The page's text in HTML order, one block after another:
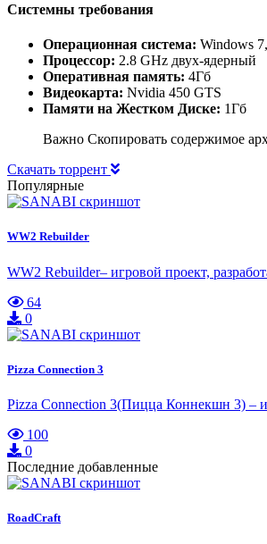
Системны требования
Операционная система: Windows
Процессор: 2.8 GHz двух-ядерный
Оперативная память: 4Гб
Видеокарта: Nvidia 450 GTS
Памяти на Жестком Диске: 1Гб
Важно Скопировать содержимое
Скачать торрент
Популярные
WW2 Rebuilder
WW2 Rebuilder– игровой проект,
64
0
Pizza Connection 3
Pizza Connection 3(Пицца Коннекшн 3) –
100
0
Последние добавленные
RoadCraft